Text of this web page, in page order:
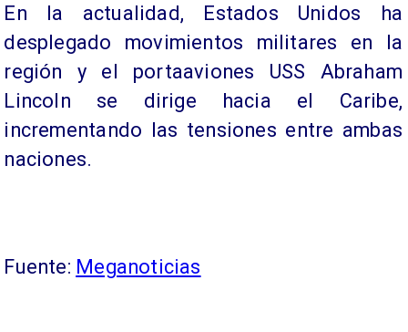
En la actualidad, Estados Unidos ha
desplegado movimientos militares en la
región y el portaaviones USS Abraham
Lincoln se dirige hacia el Caribe,
incrementando las tensiones entre ambas
naciones.
Fuente: Meganoticias